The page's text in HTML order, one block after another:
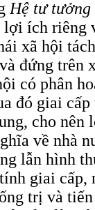
Hệ tư
lợi ích riêng
xã hội
đứng trên
có phân
đó giai
cho nên
về nhà
lẫn hình
giai cấp,
trị và